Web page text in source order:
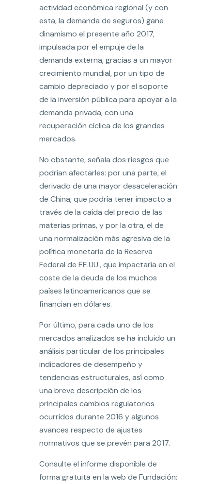
actividad económica regional (y con
esta, la demanda de seguros) gane
dinamismo el presente año 2017,
impulsada por el empuje de la
demanda externa, gracias a un mayor
crecimiento mundial, por un tipo de
cambio depreciado y por el soporte
de la inversión pública para apoyar a la
demanda privada, con una
recuperación cíclica de los grandes
mercados.
No obstante, señala dos riesgos que
podrían afectarles: por una parte, el
derivado de una mayor desaceleración
de China, que podría tener impacto a
través de la caída del precio de las
materias primas, y por la otra, el de
una normalización más agresiva de la
política monetaria de la Reserva
Federal de EE.UU., que impactaría en el
coste de la deuda de los muchos
países latinoamericanos que se
financian en dólares.
Por último, para cada uno de los
mercados analizados se ha incluido un
análisis particular de los principales
indicadores de desempeño y
tendencias estructurales, así como
una breve descripción de los
principales cambios regulatorios
ocurridos durante 2016 y algunos
avances respecto de ajustes
normativos que se prevén para 2017.
Consulte el informe disponible de
forma gratuita en la web de Fundación: